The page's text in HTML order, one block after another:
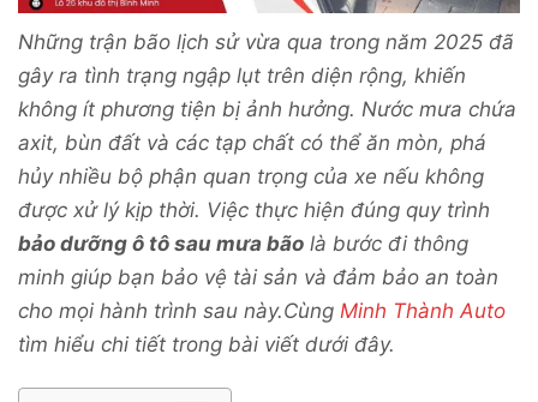
Những trận bão lịch sử vừa qua trong năm 2025 đã
gây ra tình trạng ngập lụt trên diện rộng, khiến
không ít phương tiện bị ảnh hưởng. Nước mưa chứa
axit, bùn đất và các tạp chất có thể ăn mòn, phá
hủy nhiều bộ phận quan trọng của xe nếu không
được xử lý kịp thời. Việc thực hiện đúng quy trình
bảo dưỡng ô tô sau mưa bão là bước đi thông
minh giúp bạn bảo vệ tài sản và đảm bảo an toàn
cho mọi hành trình sau này.Cùng Minh Thành Auto
tìm hiểu chi tiết trong bài viết dưới đây.